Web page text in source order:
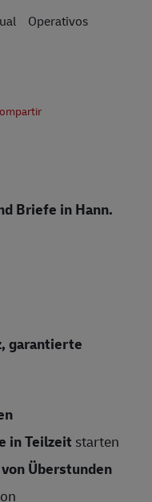
Operativos
Briefe in Hann.
garantierte
in Teilzeit starten
Überstunden